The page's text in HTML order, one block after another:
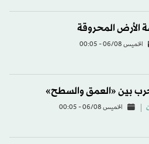
الأرض المحروقة
الخميس 06/08 - 00:05
بين «العمق والسطح»
الخميس 06/08 - 00:05